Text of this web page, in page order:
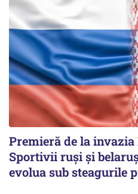
Premieră de la
Sportivii ruși și
evolua sub steagurile